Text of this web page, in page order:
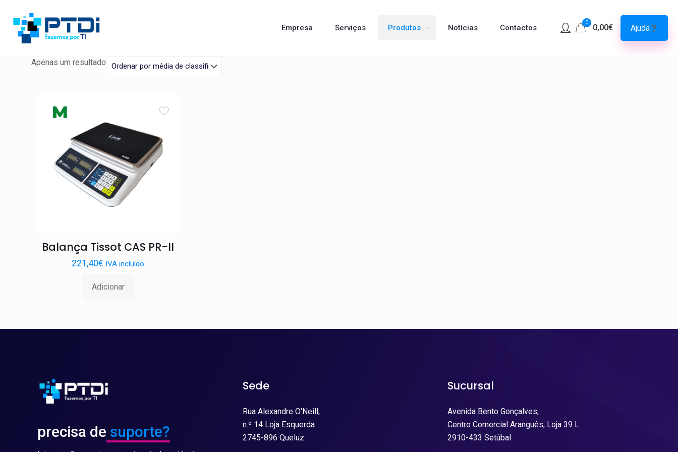
Empresa Serviços Produtos Notícias Contactos
0
0,00€ Ajuda
Apenas um resultado
Balança Tissot CAS PR-II
221,40€ IVA incluído
Adicionar
precisa de suporte?
Sede
Rua Alexandre O'Neill,
n.º 14 Loja Esquerda
2745-896 Queluz
Sucursal
Avenida Bento Gonçalves,
Centro Comercial Aranguês, Loja 39 L
2910-433 Setúbal